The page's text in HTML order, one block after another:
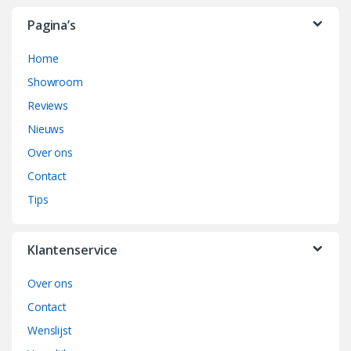
Pagina’s
Home
Showroom
Reviews
Nieuws
Over ons
Contact
Tips
Klantenservice
Over ons
Contact
Wenslijst